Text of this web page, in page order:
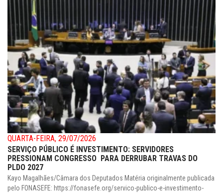
QUARTA-FEIRA, 29/07/2026
SERVIÇO PÚBLICO É INVESTIMENTO: SERVIDORES
PRESSIONAM CONGRESSO PARA DERRUBAR TRAVAS DO
PLDO 2027
Kayo Magalhães/Câmara dos Deputados Matéria originalmente publicada
pelo FONASEFE: https://fonasefe.org/servico-publico-e-investimento-